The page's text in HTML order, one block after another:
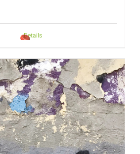
Details